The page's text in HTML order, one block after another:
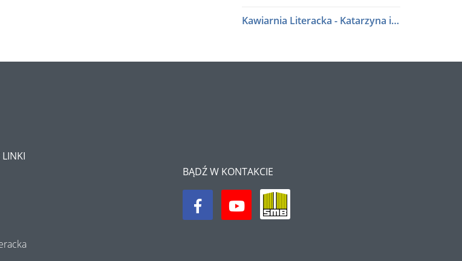
Kawiarnia Literacka - Katarzyna i Waldemar Baszakowie
LINKI
BĄDŹ W KONTAKCIE